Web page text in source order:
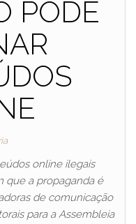
PODE
online ilegais
que a propaganda é
de comunicação
para a Assembleia